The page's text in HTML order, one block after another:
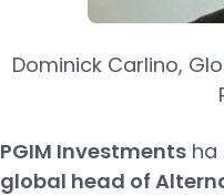
Dominick Carlino,
PGIM Investmentsha
global head of